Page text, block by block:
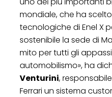
mondiale, che ha
tecnologiche di Enel X
sostenibile la sede di
mito per tutti gli
automobilismo», ha
Venturini,
Ferrari un sistema